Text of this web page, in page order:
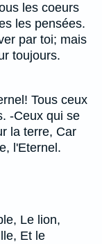
les coeurs
les pensées.
par toi; mais
toujours.
Tous ceux
-Ceux qui se
la terre, Car
l'Eternel.
Le lion,
Et le